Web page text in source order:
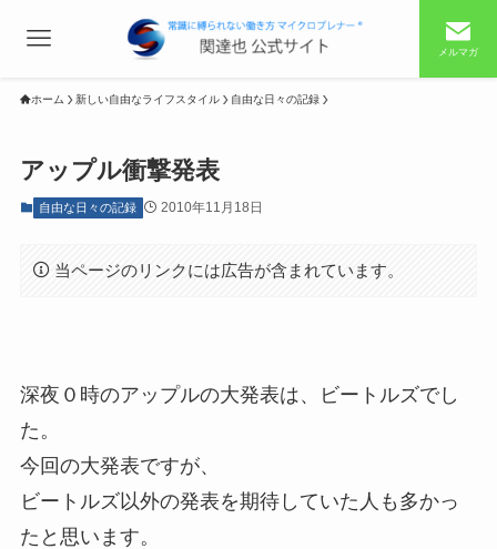
メルマガ
ホーム 新しい自由なライフスタイル 自由な日々の記録
アップル衝撃発表
自由な日々の記録 2010年11月18日
当ページのリンクには広告が含まれています。
深夜０時のアップルの大発表は、ビートルズでし
た。
今回の大発表ですが、
ビートルズ以外の発表を期待していた人も多かっ
たと思います。